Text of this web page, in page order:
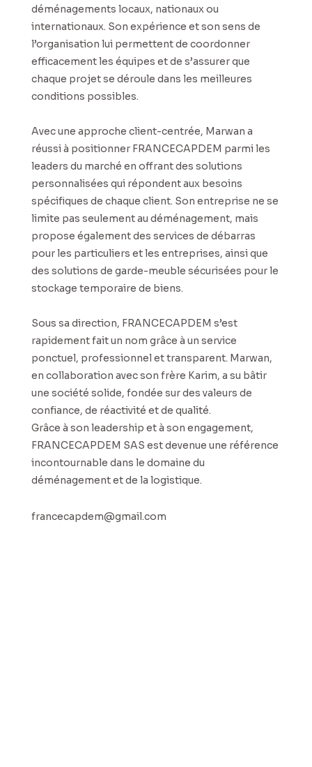
déménagements locaux, nationaux ou
internationaux. Son expérience et son sens de
l’organisation lui permettent de coordonner
efficacement les équipes et de s’assurer que
chaque projet se déroule dans les meilleures
conditions possibles.
Avec une approche client-centrée, Marwan a
réussi à positionner FRANCECAPDEM parmi les
leaders du marché en offrant des solutions
personnalisées qui répondent aux besoins
spécifiques de chaque client. Son entreprise ne se
limite pas seulement au déménagement, mais
propose également des services de débarras
pour les particuliers et les entreprises, ainsi que
des solutions de garde-meuble sécurisées pour le
stockage temporaire de biens.
Sous sa direction, FRANCECAPDEM s’est
rapidement fait un nom grâce à un service
ponctuel, professionnel et transparent. Marwan,
en collaboration avec son frère Karim, a su bâtir
une société solide, fondée sur des valeurs de
confiance, de réactivité et de qualité.
Grâce à son leadership et à son engagement,
FRANCECAPDEM SAS est devenue une référence
incontournable dans le domaine du
déménagement et de la logistique.
francecapdem@gmail.com